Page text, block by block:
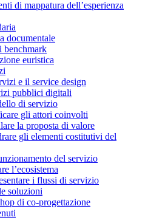
di mappatura dell’esperienza
documentale
benchmark
euristica
e il service design
pubblici digitali
di servizio
gli attori coinvolti
la proposta di valore
gli elementi costitutivi del
del servizio
l’ecosistema
i flussi di servizio
soluzioni
di co-progettazione